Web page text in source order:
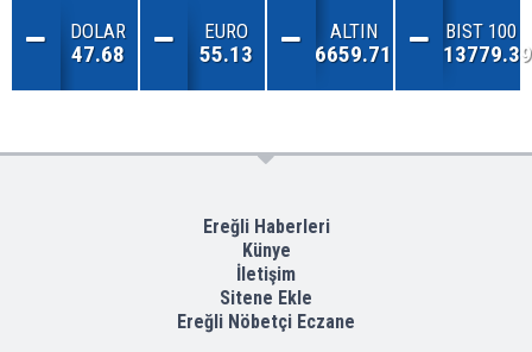
DOLAR
47.68
EURO
55.13
ALTIN
6659.71
BIST 100
13779.39
Ereğli Haberleri
Künye
İletişim
Sitene Ekle
Ereğli Nöbetçi Eczane